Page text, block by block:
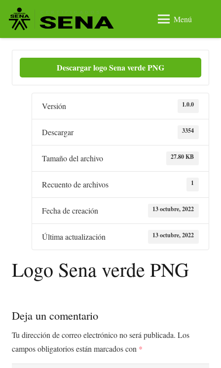
Menú
Descargar logo Sena verde PNG
Versión 1.0.0
Descargar 3354
Tamaño del archivo 27.80 KB
Recuento de archivos 1
Fecha de creación 13 octubre, 2022
Última actualización 13 octubre, 2022
Logo Sena verde PNG
Deja un comentario
Tu dirección de correo electrónico no será publicada. Los
campos obligatorios están marcados con *